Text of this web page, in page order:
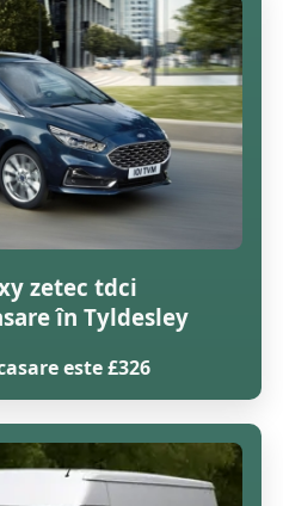
zetec tdci
în Tyldesley
este £326